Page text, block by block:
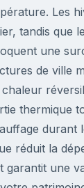
Les
tandis que
une
de ville
thermique
durant
réduit la
garantit une